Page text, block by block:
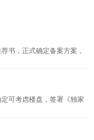
书，正式确定备案方案，
可考虑楼盘，签署《独家